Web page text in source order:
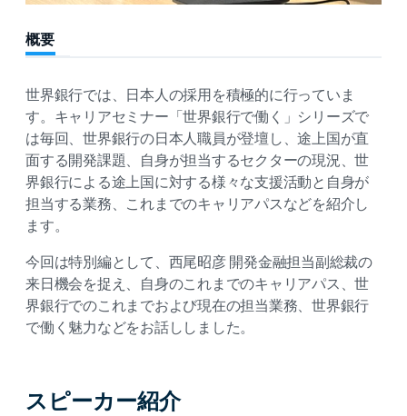
概要
世界銀行では、日本人の採用を積極的に行っていま
す。キャリアセミナー「世界銀行で働く」シリーズで
は毎回、世界銀行の日本人職員が登壇し、途上国が直
面する開発課題、自身が担当するセクターの現況、世
界銀行による途上国に対する様々な支援活動と自身が
担当する業務、これまでのキャリアパスなどを紹介し
ます。
今回は特別編として、西尾昭彦 開発金融担当副総裁の
来日機会を捉え、自身のこれまでのキャリアパス、世
界銀行でのこれまでおよび現在の担当業務、世界銀行
で働く魅力などをお話ししました。
スピーカー紹介